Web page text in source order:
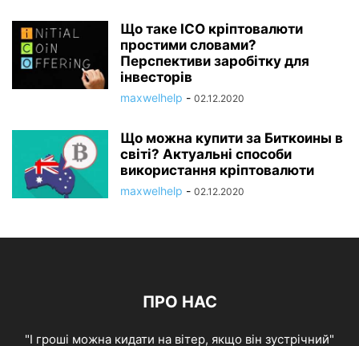
Що таке ICO кріптовалюти
простими словами?
Перспективи заробітку для
інвесторів
maxwelhelp - 02.12.2020
Що можна купити за Биткоины в
світі? Актуальні способи
використання кріптовалюти
maxwelhelp - 02.12.2020
ПРО НАС
"І гроші можна кидати на вітер, якщо він зустрічний"